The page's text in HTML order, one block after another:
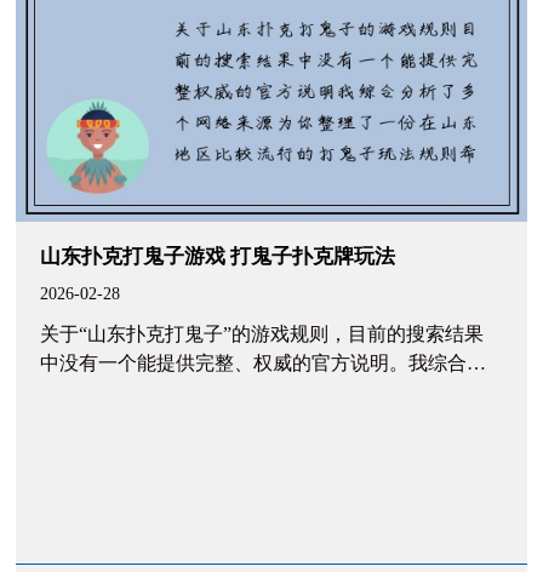
山东扑克打鬼子游戏 打鬼子扑克牌玩法
2026-02-28
关于“山东扑克打鬼子”的游戏规则，目前的搜索结果
中没有一个能提供完整、权威的官方说明。我综合分